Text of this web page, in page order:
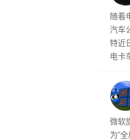
本
随着
汽车
特近
电卡
称
需求
商
微软
为“